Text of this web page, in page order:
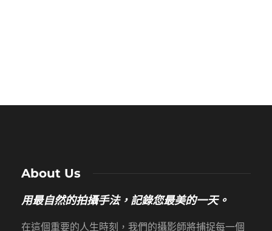
About Us
用最自然的拍攝手法，記錄您最美的一天。
在這個重要的人生時刻，我們的攝影師將捕捉每一個